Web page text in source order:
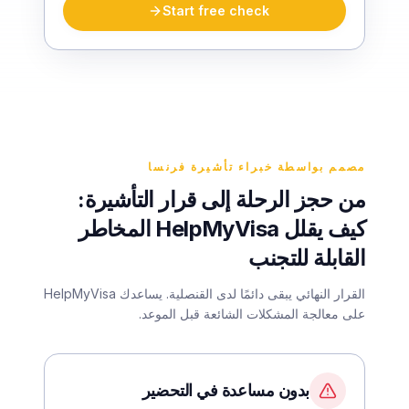
Start free check
مصمم بواسطة خبراء تأشيرة فرنسا
من حجز الرحلة إلى قرار التأشيرة:
كيف يقلل HelpMyVisa المخاطر
القابلة للتجنب
القرار النهائي يبقى دائمًا لدى القنصلية. يساعدك HelpMyVisa
على معالجة المشكلات الشائعة قبل الموعد.
بدون مساعدة في التحضير